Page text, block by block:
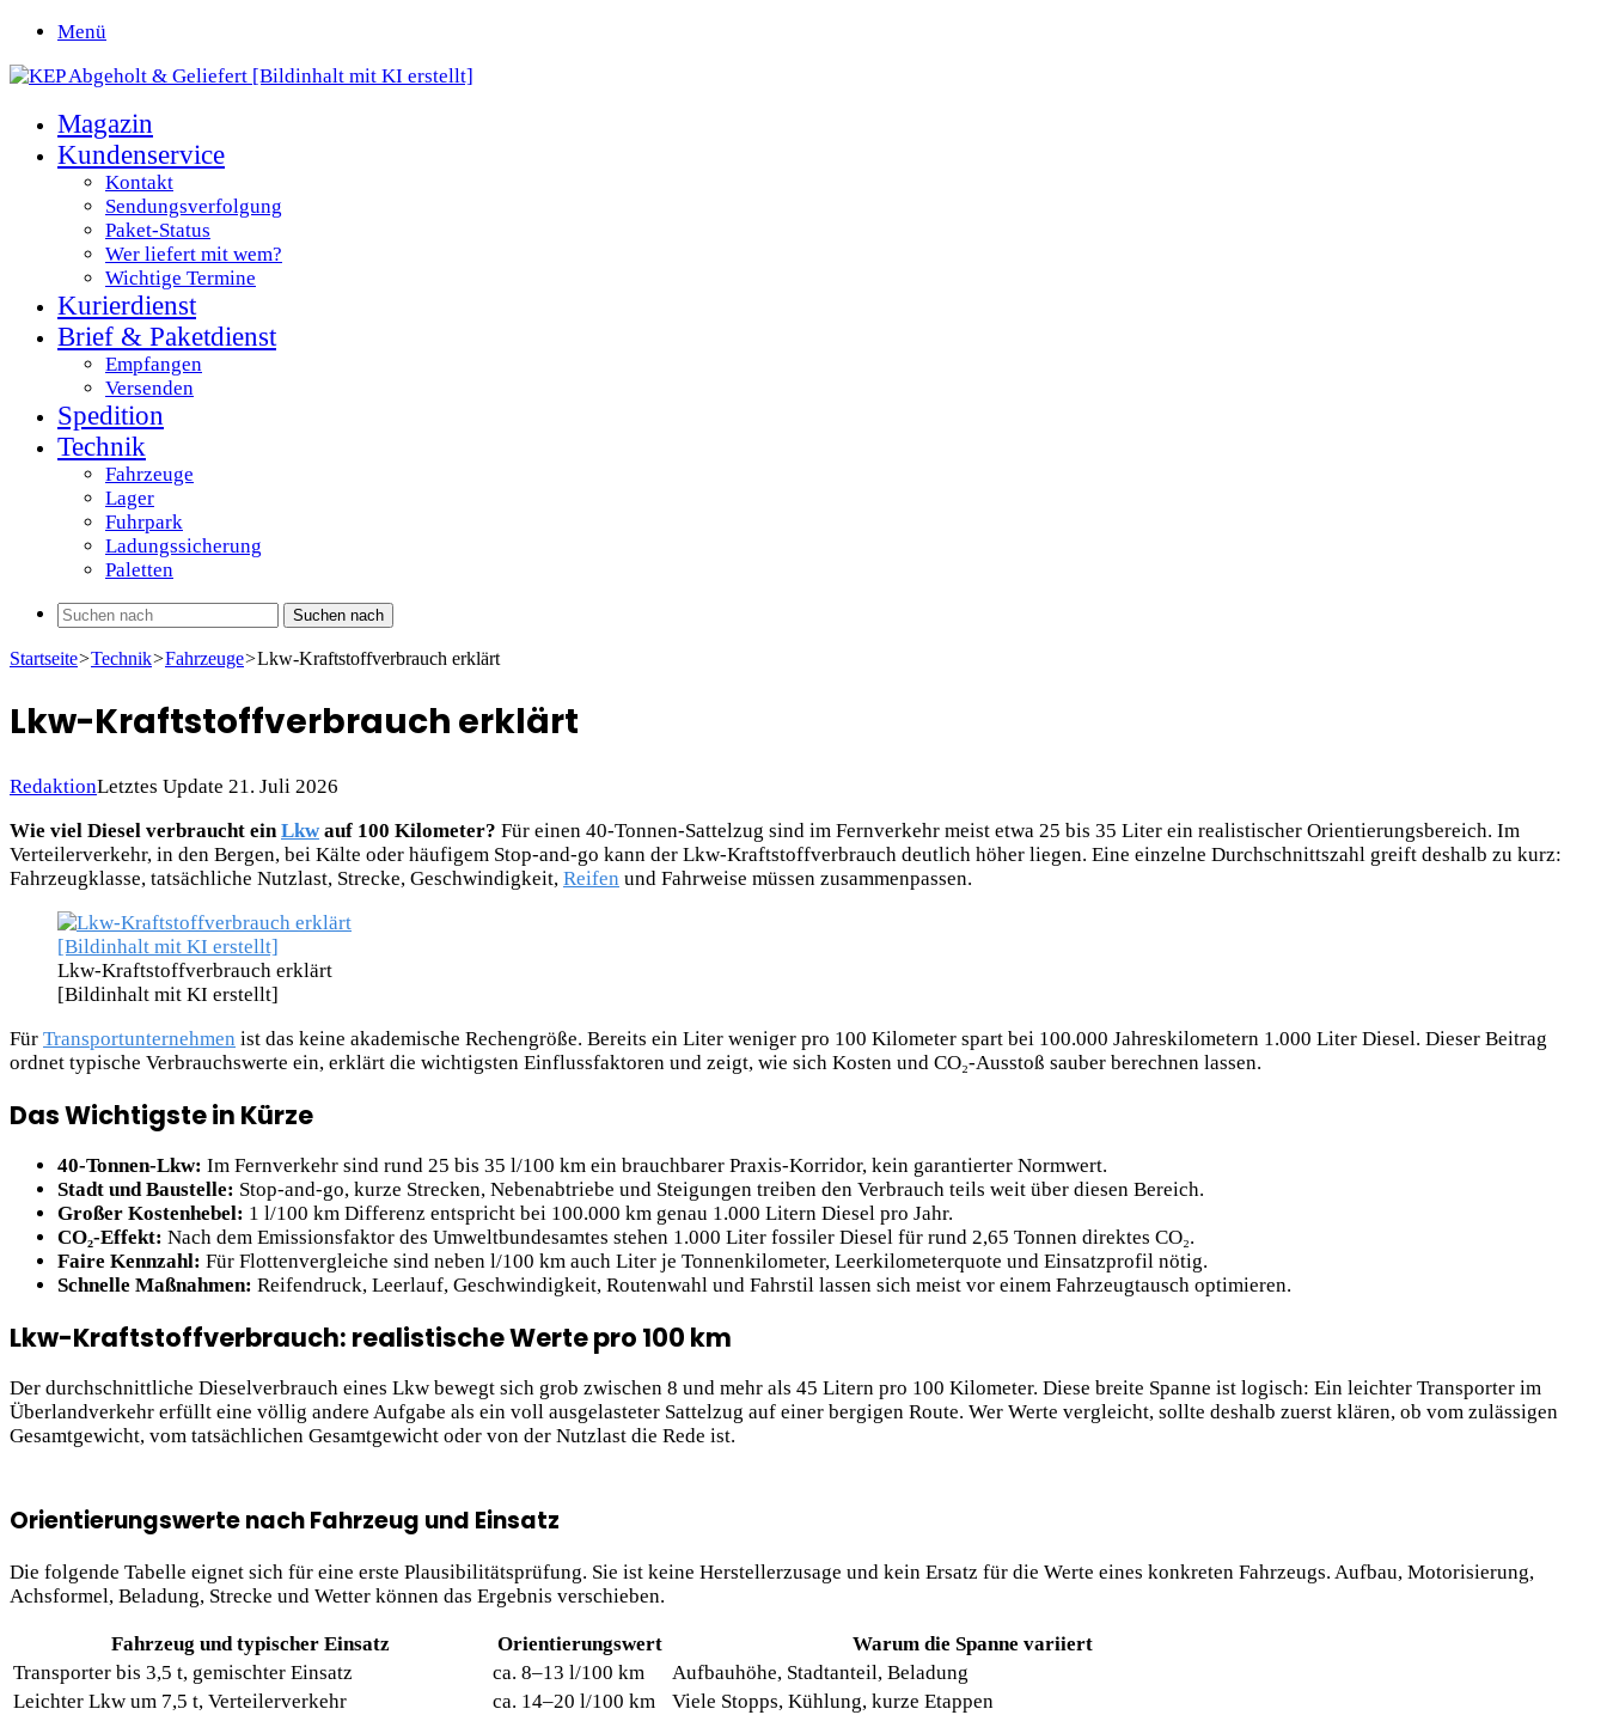
Menü
Magazin
Kundenservice
Kontakt
Sendungsverfolgung
Paket-Status
Wer liefert mit wem?
Wichtige Termine
Kurierdienst
Brief & Paketdienst
Empfangen
Versenden
Spedition
Technik
Fahrzeuge
Lager
Fuhrpark
Ladungssicherung
Paletten
Suchen nach
Startseite>Technik>Fahrzeuge>Lkw-Kraftstoffverbrauch erklärt
Lkw-Kraftstoffverbrauch erklärt
RedaktionLetztes Update 21. Juli 2026
Wie viel Diesel verbraucht einLkw auf 100 Kilometer? Für einen 40-Tonnen-Sattelzug sind im Fernverkehr meist etwa 25 bis 35 Liter ein realistischer Orientierungsbereich. Im
Verteilerverkehr, in den Bergen, bei Kälte oder häufigem Stop-and-go kann der Lkw-Kraftstoffverbrauch deutlich höher liegen. Eine einzelne Durchschnittszahl greift deshalb zu kurz:
Fahrzeugklasse, tatsächliche Nutzlast, Strecke, Geschwindigkeit, Reifen und Fahrweise müssen zusammenpassen.
Lkw-Kraftstoffverbrauch erklärt
[Bildinhalt mit KI erstellt]
Für Transportunternehmen ist das keine akademische Rechengröße. Bereits ein Liter weniger pro 100 Kilometer spart bei 100.000 Jahreskilometern 1.000 Liter Diesel. Dieser Beitrag
ordnet typische Verbrauchswerte ein, erklärt die wichtigsten Einflussfaktoren und zeigt, wie sich Kosten und CO₂-Ausstoß sauber berechnen lassen.
Das Wichtigste in Kürze
40-Tonnen-Lkw: Im Fernverkehr sind rund 25 bis 35 l/100 km ein brauchbarer Praxis-Korridor, kein garantierter Normwert.
Stadt und Baustelle: Stop-and-go, kurze Strecken, Nebenabtriebe und Steigungen treiben den Verbrauch teils weit über diesen Bereich.
Großer Kostenhebel: 1 l/100 km Differenz entspricht bei 100.000 km genau 1.000 Litern Diesel pro Jahr.
CO₂-Effekt: Nach dem Emissionsfaktor des Umweltbundesamtes stehen 1.000 Liter fossiler Diesel für rund 2,65 Tonnen direktes CO₂.
Faire Kennzahl: Für Flottenvergleiche sind neben l/100 km auch Liter je Tonnenkilometer, Leerkilometerquote und Einsatzprofil nötig.
Schnelle Maßnahmen: Reifendruck, Leerlauf, Geschwindigkeit, Routenwahl und Fahrstil lassen sich meist vor einem Fahrzeugtausch optimieren.
Lkw-Kraftstoffverbrauch: realistische Werte pro 100 km
Der durchschnittliche Dieselverbrauch eines Lkw bewegt sich grob zwischen 8 und mehr als 45 Litern pro 100 Kilometer. Diese breite Spanne ist logisch: Ein leichter Transporter im
Überlandverkehr erfüllt eine völlig andere Aufgabe als ein voll ausgelasteter Sattelzug auf einer bergigen Route. Wer Werte vergleicht, sollte deshalb zuerst klären, ob vom zulässigen
Gesamtgewicht, vom tatsächlichen Gesamtgewicht oder von der Nutzlast die Rede ist.
Orientierungswerte nach Fahrzeug und Einsatz
Die folgende Tabelle eignet sich für eine erste Plausibilitätsprüfung. Sie ist keine Herstellerzusage und kein Ersatz für die Werte eines konkreten Fahrzeugs. Aufbau, Motorisierung,
Achsformel, Beladung, Strecke und Wetter können das Ergebnis verschieben.
Fahrzeug und typischer Einsatz Orientierungswert
Warum die Spanne variiert
Transporter bis 3,5 t, gemischter Einsatz
ca. 8–13 l/100 km
Aufbauhöhe, Stadtanteil, Beladung
Leichter Lkw um 7,5 t, Verteilerverkehr
ca. 14–20 l/100 km
Viele Stopps, Kühlung, kurze Etappen